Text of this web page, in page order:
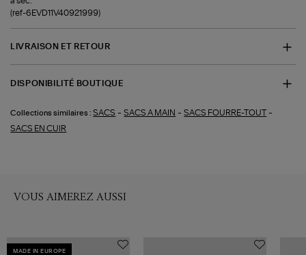
(ref-6EVD11V40921999)
LIVRAISON ET RETOUR
DISPONIBILITÉ BOUTIQUE
Collections similaires : SACS -SACS A MAIN -SACS FOURRE-TOUT -
SACS EN CUIR
VOUS AIMEREZ AUSSI
MADE IN EUROPE